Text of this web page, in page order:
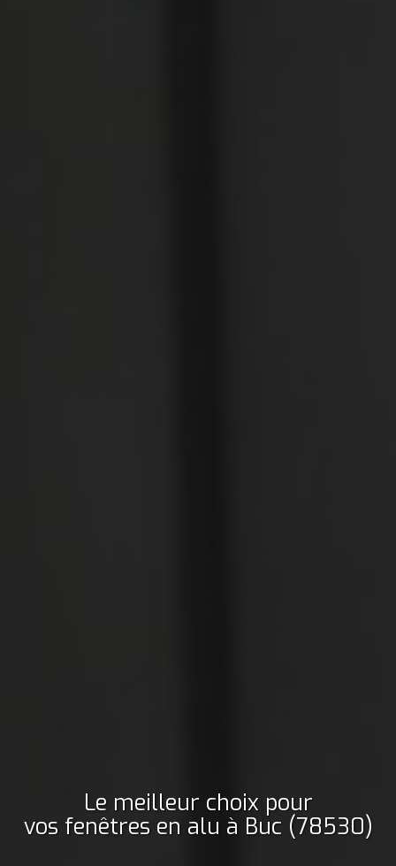
Le meilleur choix pour
vos fenêtres en alu à Buc (78530)